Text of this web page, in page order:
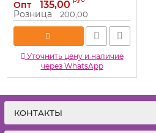
Артикул: 19840-MB
Опт 135,00
Розница 200,00
Уточнить цену и наличие
через WhatsApp
КОНТАКТЫ